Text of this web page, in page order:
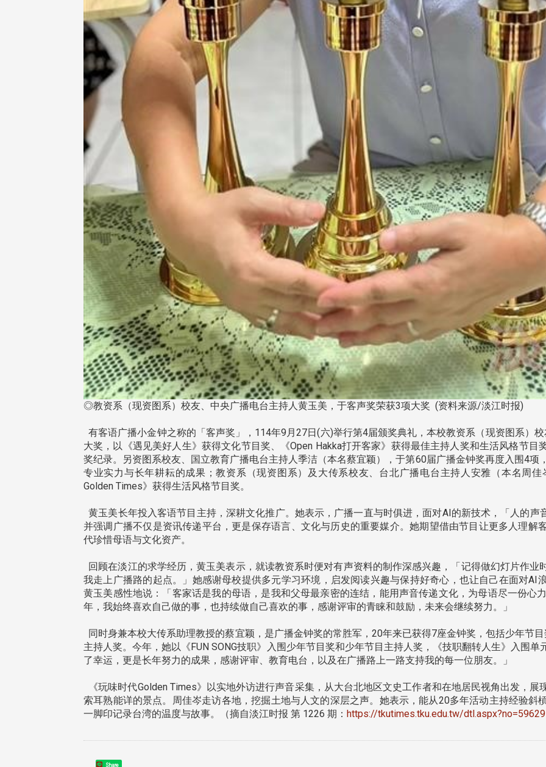
◎教资系（现资图系）校友、中央广播电台主持人黄玉美，于客声奖荣获3项大奖 (资料来源/淡江时报)
有客语广播小金钟之称的「客声奖」，114年9月27日(六)举行第4届颁奖典礼，本校教资系（现资图系）
大奖，以《遇见美好人生》获得文化节目奖、《Open Hakka打开客家》获得最佳主持人奖和生活风格节
奖纪录。另资图系校友、国立教育广播电台主持人季洁（本名蔡宜颖），于第60届广播金钟奖再度入围4项
专业实力与长年耕耘的成果；教资系（现资图系）及大传系校友、台北广播电台主持人安雅（本名周
Golden Times》获得生活风格节目奖。
黄玉美长年投入客语节目主持，深耕文化推广。她表示，广播一直与时俱进，面对AI的新技术，「人的
并强调广播不仅是资讯传递平台，更是保存语言、文化与历史的重要媒介。她期望借由节目让更多人理解
代珍惜母语与文化资产。
回顾在淡江的求学经历，黄玉美表示，就读教资系时便对有声资料的制作深感兴趣，「记得做幻灯片作
我走上广播路的起点。」她感谢母校提供多元学习环境，启发阅读兴趣与保持好奇心，也让自己在面对AI
黄玉美感性地说：「客家话是我的母语，是我和父母最亲密的连结，能用声音传递文化，为母语尽一份心
年，我始终喜欢自己做的事，也持续做自己喜欢的事，感谢评审的青睐和鼓励，未来会继续努力。」
同时身兼本校大传系助理教授的蔡宜颖，是广播金钟奖的常胜军，20年来已获得7座金钟奖，包括少年节
主持人奖。今年，她以《FUN SONG技职》入围少年节目奖和少年节目主持人奖，《技职翻转人生》入围
了幸运，更是长年努力的成果，感谢评审、教育电台，以及在广播路上一路支持我的每一位朋友。」
《玩味时代Golden Times》以实地外访进行声音采集，从大台北地区文史工作者和在地居民视角出发，
索耳熟能详的景点。周佳岑走访各地，挖掘土地与人文的深层之声。她表示，能从20多年活动主持经验斜
一脚印记录台湾的温度与故事。（摘自淡江时报 第 1226 期： https://tkutimes.tku.edu.tw/dtl.aspx?no=59629
Share